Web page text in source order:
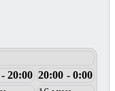
20:00 20:00 - 0:00